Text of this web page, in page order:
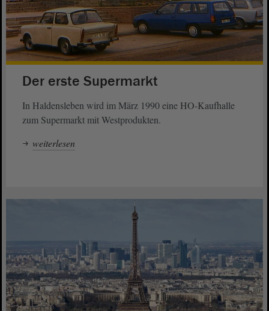
Der erste Supermarkt
In Haldensleben wird im März 1990 eine HO-Kaufhalle
zum Supermarkt mit Westprodukten.
weiterlesen